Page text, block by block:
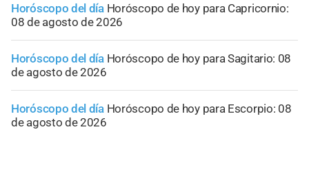
Horóscopo del día Horóscopo de hoy para Capricornio:
08 de agosto de 2026
Horóscopo del día Horóscopo de hoy para Sagitario: 08
de agosto de 2026
Horóscopo del día Horóscopo de hoy para Escorpio: 08
de agosto de 2026